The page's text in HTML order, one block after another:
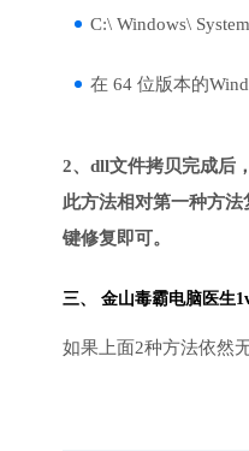
C:\ Windows\
在 64 位版本的
2、dll文件拷贝完成后
此方法相对第一种方
键修复即可。
三、 金山毒霸电脑医生
如果上面2种方法依然